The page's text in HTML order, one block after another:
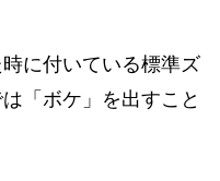
に付いている標準ズ
「ボケ」を出すこと